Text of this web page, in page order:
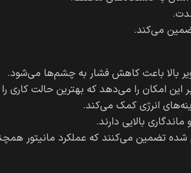
می‌کند.
بالا باعث کاهش فشار به چشم‌ها می‌شود.
این امکان را می‌دهد که بهترین حالت کاری را
انرژی کمک می‌کند.
تضمین می‌کنند که عملکرد مانیتور